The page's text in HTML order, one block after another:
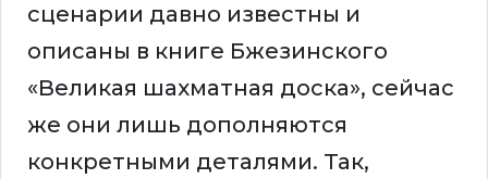
сценарии давно известны и
описаны в книге Бжезинского
«Великая шахматная доска», сейчас
же они лишь дополняются
конкретными деталями. Так,